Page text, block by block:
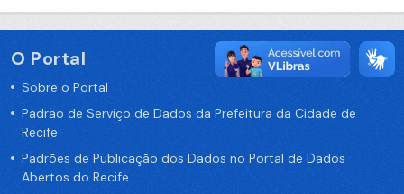
O Portal
Sobre o Portal
Padrão de Serviço de Dados da Prefeitura da Cidade de
Recife
Padrões de Publicação dos Dados no Portal de Dados
Abertos do Recife